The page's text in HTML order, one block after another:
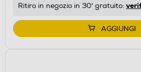
Ritiro in negozio in 30' gratuito:
AGGIUNGI